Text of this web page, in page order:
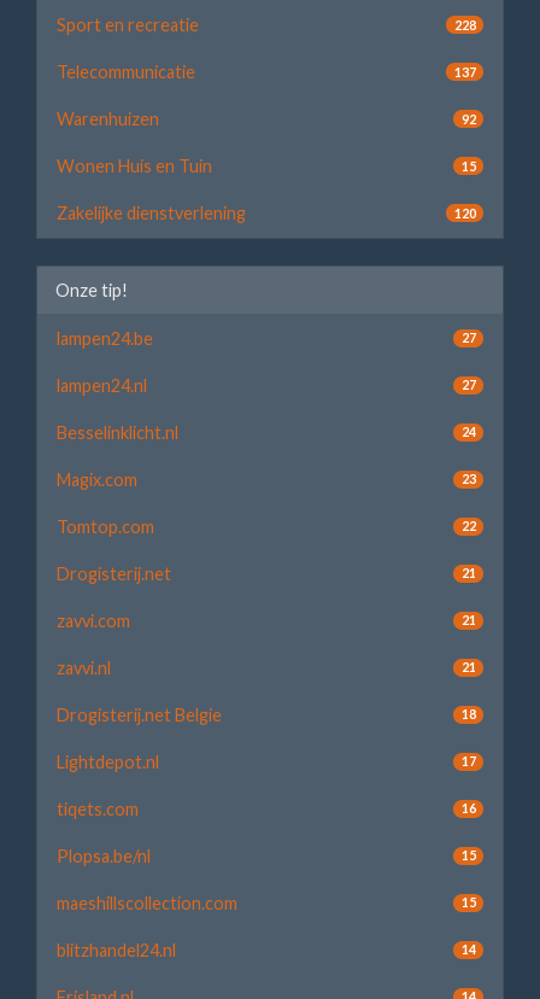
Sport en recreatie 228
Telecommunicatie 137
Warenhuizen 92
Wonen Huis en Tuin 15
Zakelijke dienstverlening 120
Onze tip!
lampen24.be 27
lampen24.nl 27
Besselinklicht.nl 24
Magix.com 23
Tomtop.com 22
Drogisterij.net 21
zavvi.com 21
zavvi.nl 21
Drogisterij.net Belgie 18
Lightdepot.nl 17
tiqets.com 16
Plopsa.be/nl 15
maeshillscollection.com 15
blitzhandel24.nl 14